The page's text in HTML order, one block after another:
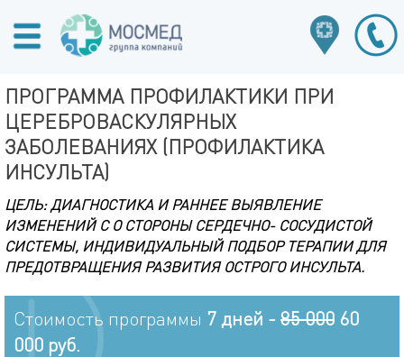
ПРОГРАММА ПРОФИЛАКТИКИ ПРИ
ЦЕРЕБРОВАСКУЛЯРНЫХ
ЗАБОЛЕВАНИЯХ (ПРОФИЛАКТИКА
ИНСУЛЬТА)
ЦЕЛЬ: ДИАГНОСТИКА И РАННЕЕ ВЫЯВЛЕНИЕ
ИЗМЕНЕНИЙ С О СТОРОНЫ СЕРДЕЧНО- СОСУДИСТОЙ
СИСТЕМЫ, ИНДИВИДУАЛЬНЫЙ ПОДБОР ТЕРАПИИ ДЛЯ
ПРЕДОТВРАЩЕНИЯ РАЗВИТИЯ ОСТРОГО ИНСУЛЬТА.
Стоимость программы 7 дней - 85 000 60
000 руб.